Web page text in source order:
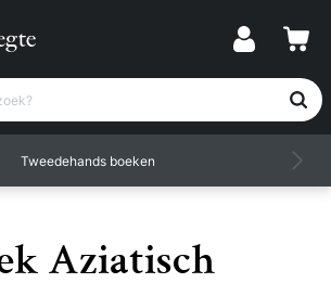
zoek?
Tweedehands boeken
Aziatisch